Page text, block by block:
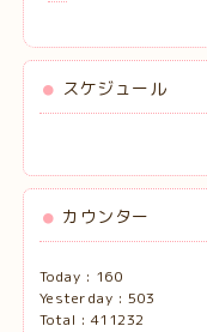
スケジュール
カウンター
Today : 160
Yesterday : 503
Total : 411232